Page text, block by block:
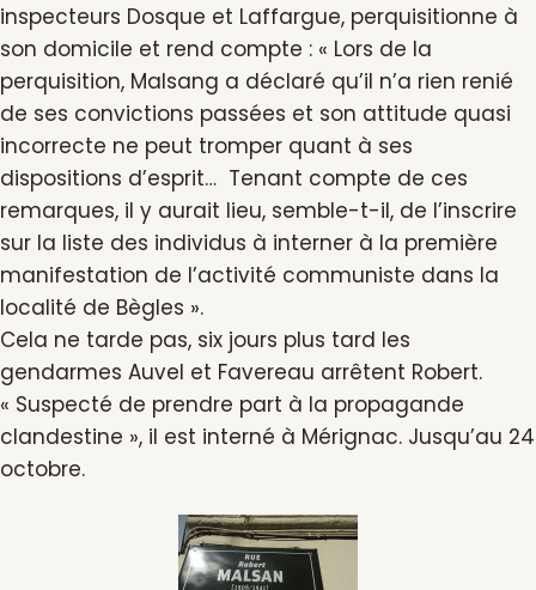
inspecteurs Dosque et Laffargue, perquisitionne à
son domicile et rend compte : « Lors de la
perquisition, Malsang a déclaré qu’il n’a rien renié
de ses convictions passées et son attitude quasi
incorrecte ne peut tromper quant à ses
dispositions d’esprit… Tenant compte de ces
remarques, il y aurait lieu, semble-t-il, de l’inscrire
sur la liste des individus à interner à la première
manifestation de l’activité communiste dans la
localité de Bègles ».
Cela ne tarde pas, six jours plus tard les
gendarmes Auvel et Favereau arrêtent Robert.
« Suspecté de prendre part à la propagande
clandestine », il est interné à Mérignac. Jusqu’au 24
octobre.